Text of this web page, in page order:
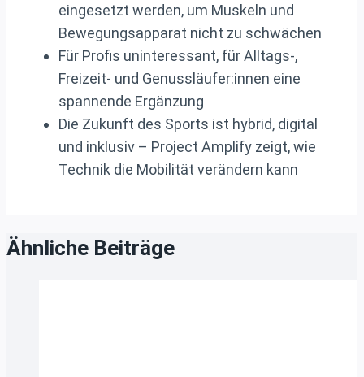
eingesetzt werden, um Muskeln und
Bewegungsapparat nicht zu schwächen
Für Profis uninteressant, für Alltags-,
Freizeit- und Genussläufer:innen eine
spannende Ergänzung
Die Zukunft des Sports ist hybrid, digital
und inklusiv – Project Amplify zeigt, wie
Technik die Mobilität verändern kann
Ähnliche Beiträge